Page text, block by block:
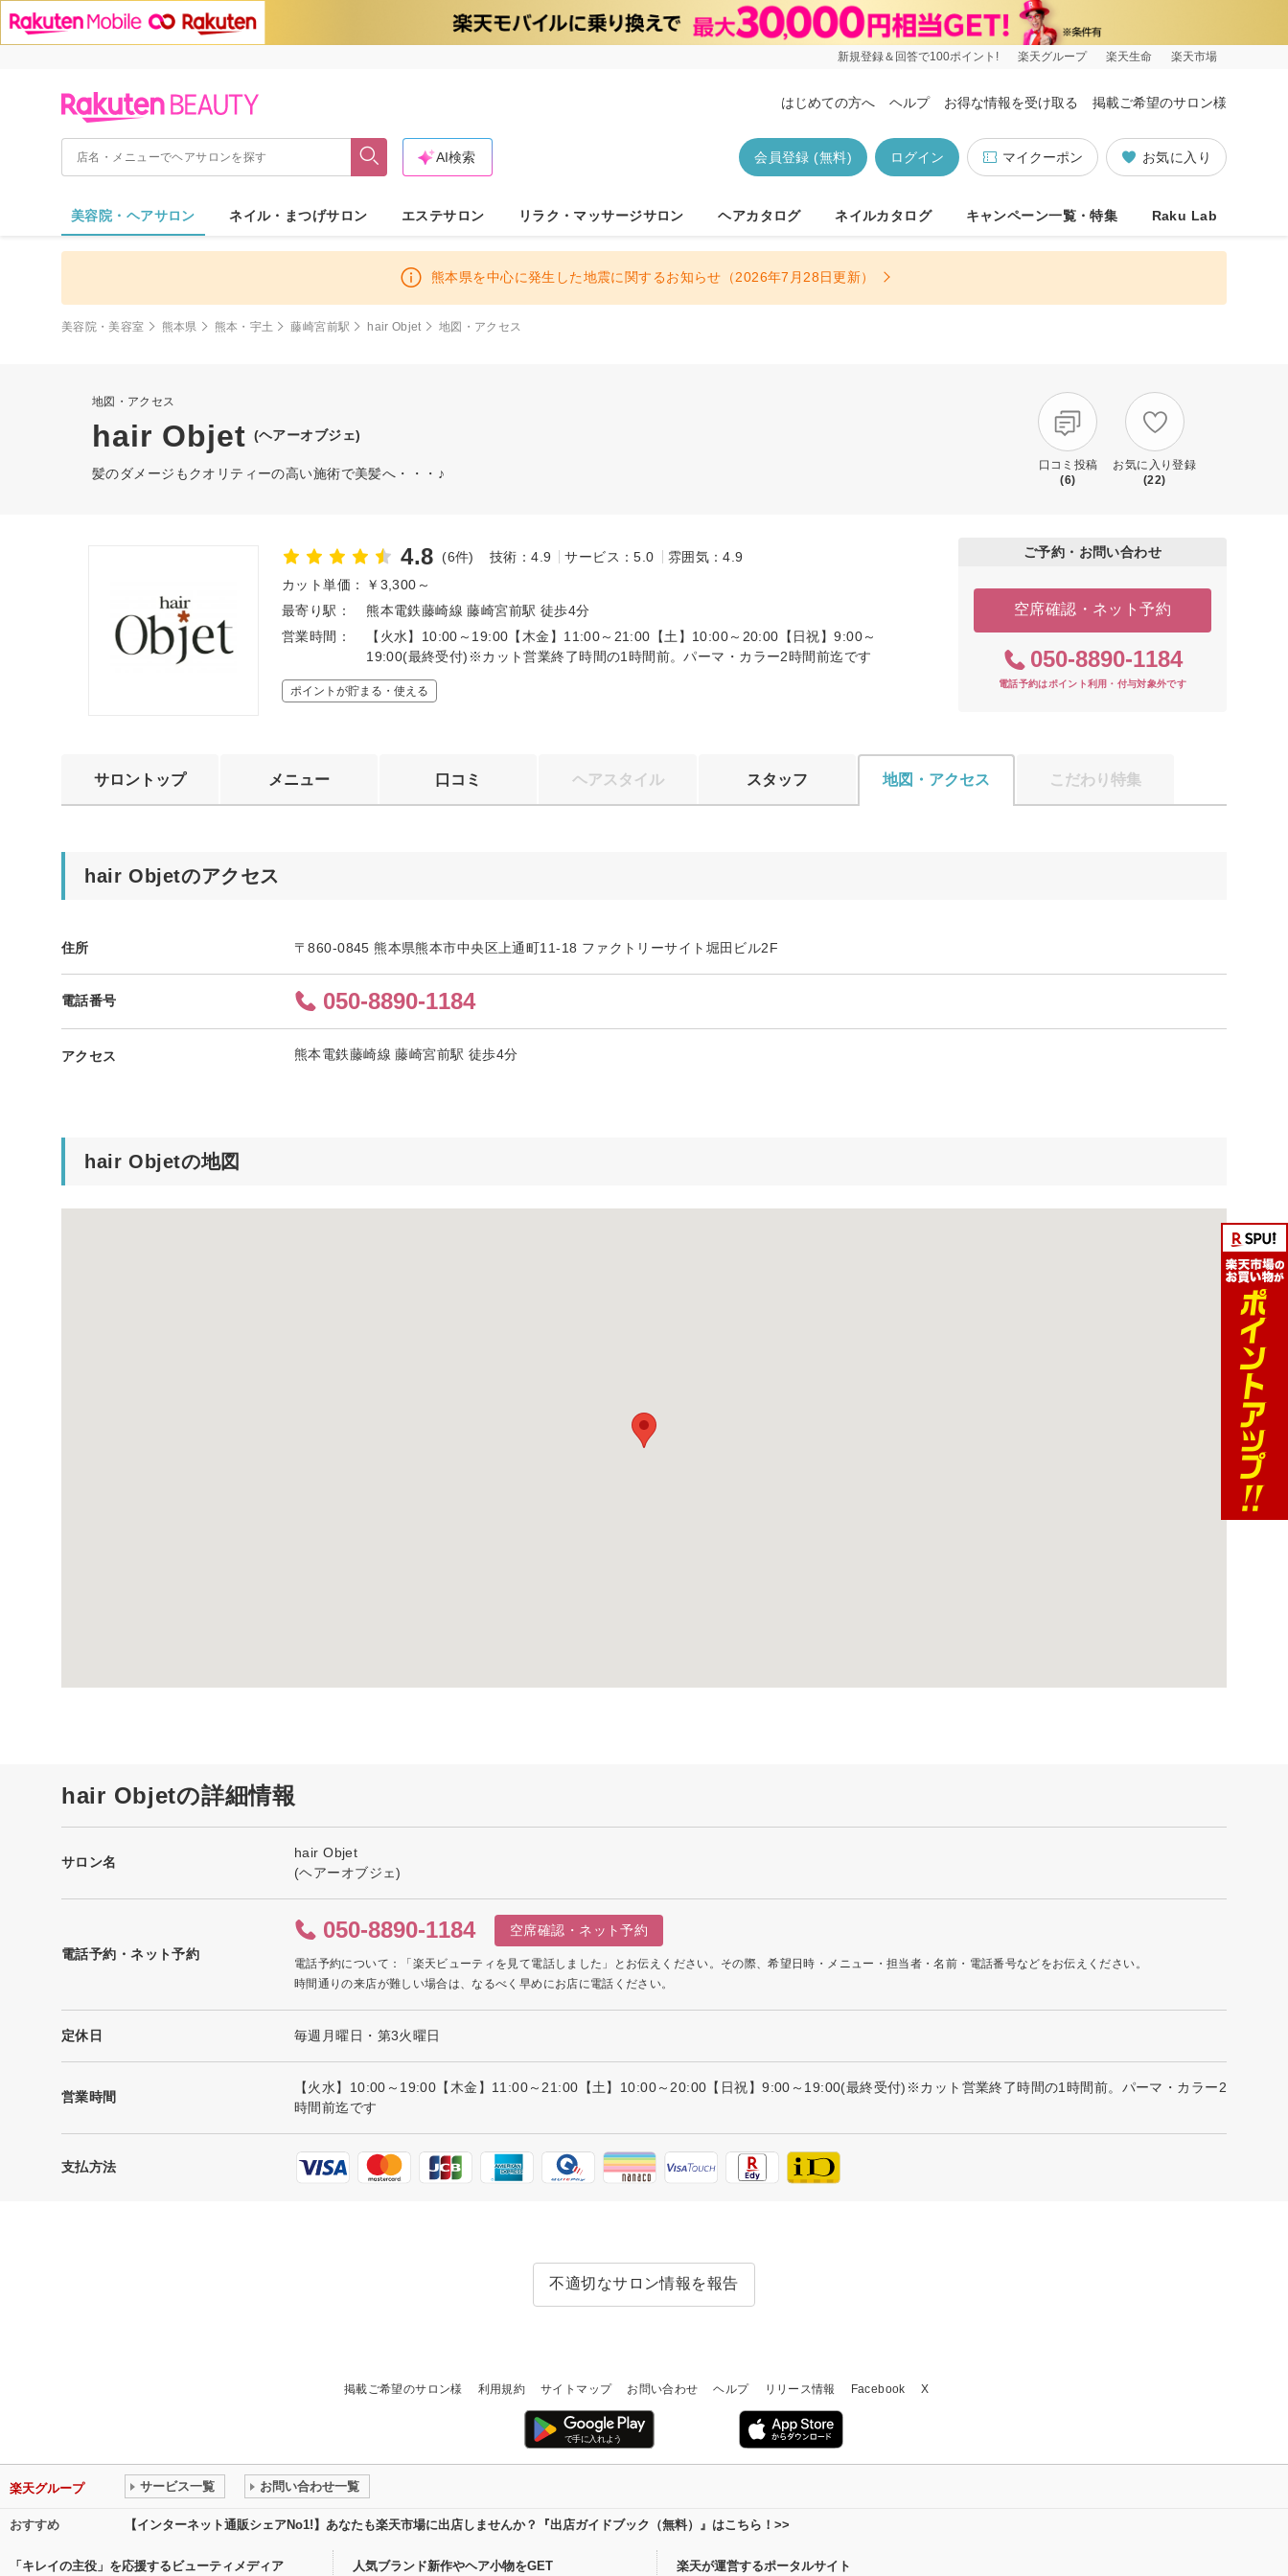
新規登録＆回答で100ポイント! 楽天グループ 楽天生命 楽天市場
はじめての方へ ヘルプ お得な情報を受け取る 掲載ご希望のサロン様
お気に入り
マイクーポン
ログイン
会員登録 (無料)
AI検索
美容院・ヘアサロン ネイル・まつげサロン エステサロン リラク・マッサージサロン ヘアカタログ ネイルカタログ キャンペーン一覧・特集 Raku Lab
熊本県を中心に発生した地震に関するお知らせ（2026年7月28日更新）
美容院・美容室 熊本県 熊本・宇土 藤崎宮前駅 hair Objet 地図・アクセス
地図・アクセス
hair Objet (ヘアーオブジェ)
髪のダメージもクオリティーの高い施術で美髪へ・・・♪
口コミ投稿
(6)
お気に入り登録
(22)
4.8 (6件) 技術：4.9 サービス：5.0
雰囲気：4.9
カット単価：
￥3,300～
最寄り駅：
熊本電鉄藤崎線 藤崎宮前駅 徒歩4分
営業時間：
【火水】10:00～19:00【木金】11:00～21:00【土】10:00～20:00【日祝】9:00～
19:00(最終受付)※カット営業終了時間の1時間前。パーマ・カラー2時間前迄です
ポイントが貯まる・使える
ご予約・お問い合わせ
空席確認・ネット予約
050-8890-1184
電話予約はポイント利用・付与対象外です
サロントップ メニュー 口コミ ヘアスタイル スタッフ 地図・アクセス こだわり特集
hair Objetのアクセス
住所 〒860-0845 熊本県熊本市中央区上通町11-18 ファクトリーサイト堀田ビル2F
電話番号 050-8890-1184
アクセス 熊本電鉄藤崎線 藤崎宮前駅 徒歩4分
hair Objetの地図
hair Objetの詳細情報
サロン名
hair Objet
(ヘアーオブジェ)
電話予約・ネット予約
050-8890-1184 空席確認・ネット予約
電話予約について：「楽天ビューティを見て電話しました」とお伝えください。その際、希望日時・メニュー・担当者・名前・電話番号などをお伝えください。
時間通りの来店が難しい場合は、なるべく早めにお店に電話ください。
定休日 毎週月曜日・第3火曜日
営業時間
【火水】10:00～19:00【木金】11:00～21:00【土】10:00～20:00【日祝】9:00～19:00(最終受付)※カット営業終了時間の1時間前。パーマ・カラー2
時間前迄です
支払方法
不適切なサロン情報を報告
掲載ご希望のサロン様 利用規約 サイトマップ お問い合わせ ヘルプ リリース情報 Facebook X
楽天グループ サービス一覧 お問い合わせ一覧
おすすめ 【インターネット通販シェアNo1!】あなたも楽天市場に出店しませんか？『出店ガイドブック（無料）』はこちら！>>
「キレイの主役」を応援するビューティメディア 人気ブランド新作やヘア小物をGET 楽天が運営するポータルサイト